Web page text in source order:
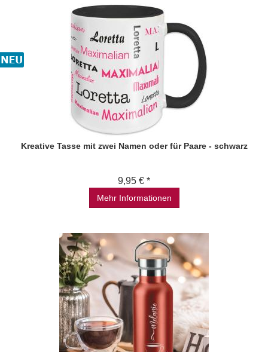
Kreative Tasse mit zwei Namen oder für Paare - schwarz
9,95 € *
Mehr Informationen